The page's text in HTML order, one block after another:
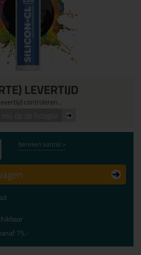
LEVERTIJD
controleren...
bereken aantal >
75,-